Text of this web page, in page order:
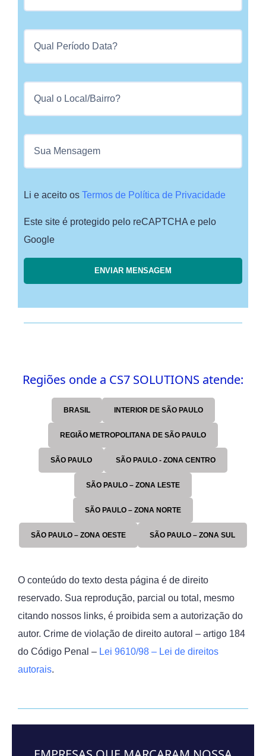
Li e aceito os Termos de Política de Privacidade
Este site é protegido pelo reCAPTCHA e pelo
Google
Regiões onde a CS7 SOLUTIONS atende:
BRASIL INTERIOR DE SÃO PAULO
REGIÃO METROPOLITANA DE SÃO PAULO
SÃO PAULO SÃO PAULO - ZONA CENTRO
SÃO PAULO – ZONA LESTE
SÃO PAULO – ZONA NORTE
SÃO PAULO – ZONA OESTE SÃO PAULO – ZONA SUL
O conteúdo do texto desta página é de direito
reservado. Sua reprodução, parcial ou total, mesmo
citando nossos links, é proibida sem a autorização do
autor. Crime de violação de direito autoral – artigo 184
do Código Penal – Lei 9610/98 – Lei de direitos
autorais.